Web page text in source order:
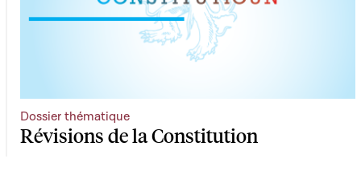
Révisions de la Constitution
Dossier thématique